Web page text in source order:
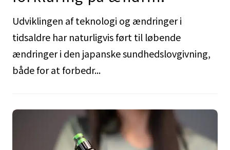
Udviklingen af teknologi og ændringer i
tidsaldre har naturligvis ført til løbende
ændringer i den japanske sundhedslovgivning,
både for at forbedr...